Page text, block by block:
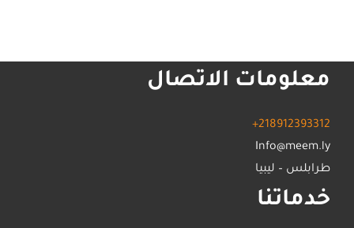
معلومات الاتصال
+218912393312
Info@meem.ly
طرابلس – ليبيا
خدماتنا